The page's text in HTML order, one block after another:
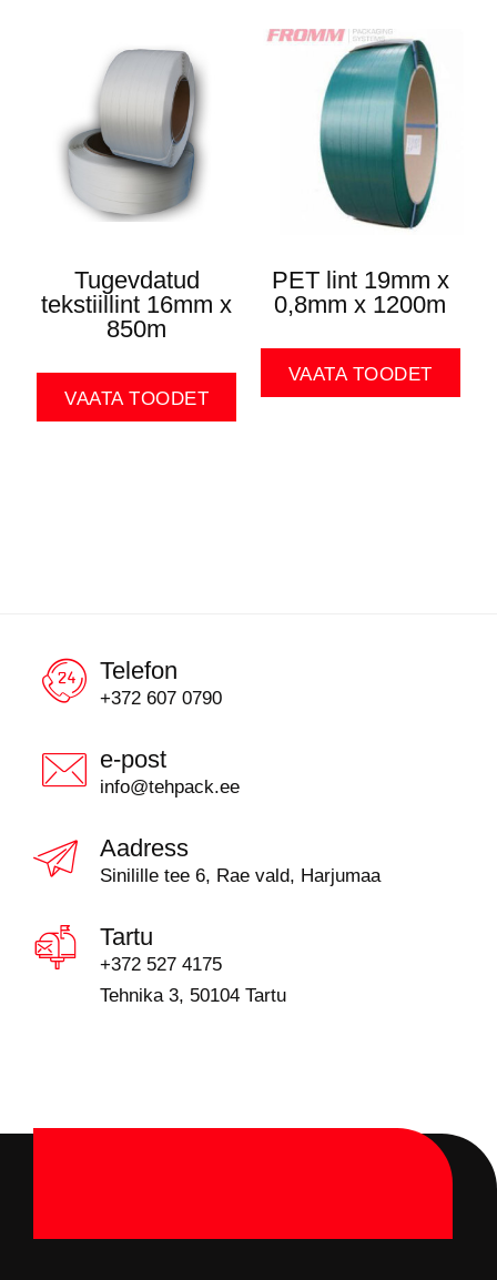
Tugevdatud
tekstiillint 16mm x
850m
VAATA TOODET
PET lint 19mm x
0,8mm x 1200m
VAATA TOODET
Telefon
+372 607 0790
e-post
info@tehpack.ee
Aadress
Sinilille tee 6, Rae vald, Harjumaa
Tartu
+372 527 4175
Tehnika 3, 50104 Tartu